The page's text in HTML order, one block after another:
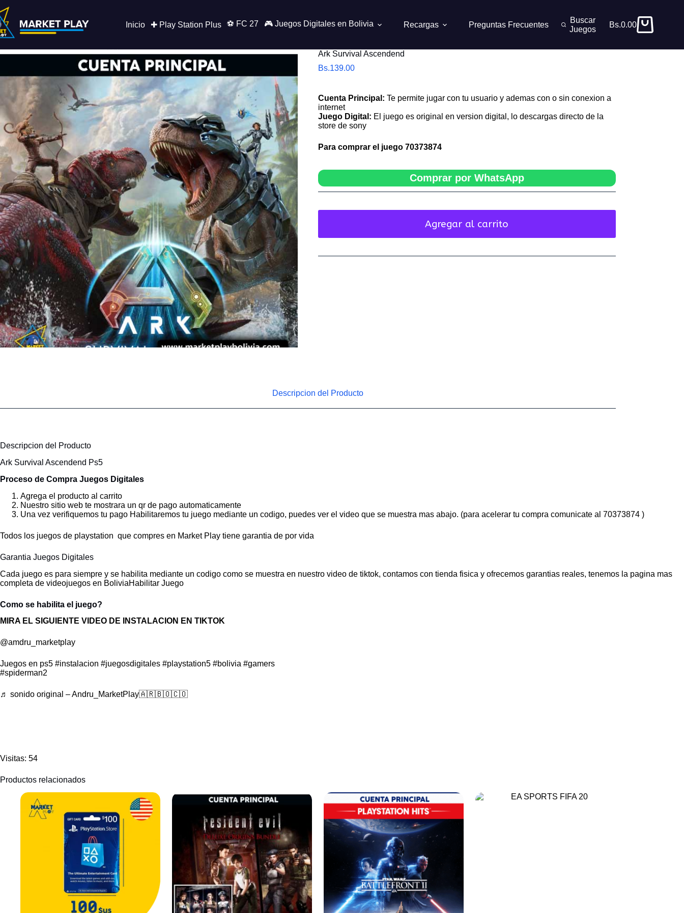
al
contenido
Inicio ✚ Play Station Plus ⚽ FC 27 🎮 Juegos Digitales en Bolivia Recargas Preguntas Frecuentes
Buscar
Juegos
Carro
Bs.0.00
Ark Survival Ascendend
Bs.139.00
Cuenta Principal: Te permite jugar con tu usuario y ademas con o sin conexion a
internet
Juego Digital: El juego es original en version digital, lo descargas directo de la
store de sony
Para comprar el juego 70373874
Comprar por WhatsApp
Agregar al carrito
Descripcion del Producto
Descripcion del Producto
Ark Survival Ascendend Ps5
Proceso de Compra Juegos Digitales
Agrega el producto al carrito
Nuestro sitio web te mostrara un qr de pago automaticamente
Una vez verifiquemos tu pago Habilitaremos tu juego mediante un codigo, puedes ver el video que se muestra mas abajo. (para acelerar tu compra comunicate al 70373874 )
Todos los juegos de playstation que compres en Market Play tiene garantia de por vida
Garantia Juegos Digitales
Cada juego es para siempre y se habilita mediante un codigo como se muestra en nuestro video de tiktok, contamos con tienda fisica y ofrecemos garantias reales, tenemos la pagina mas
completa de videojuegos en BoliviaHabilitar Juego
Como se habilita el juego?
MIRA EL SIGUIENTE VIDEO DE INSTALACION EN TIKTOK
@amdru_marketplay
Juegos en ps5 #instalacion #juegosdigitales #playstation5 #bolivia #gamers
#spiderman2
♬ sonido original – Andru_MarketPlay🇦🇷🇧🇴🇨🇴
Visitas: 54
Productos relacionados